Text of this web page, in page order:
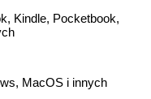
Kindle, Pocketbook,
MacOS i innych